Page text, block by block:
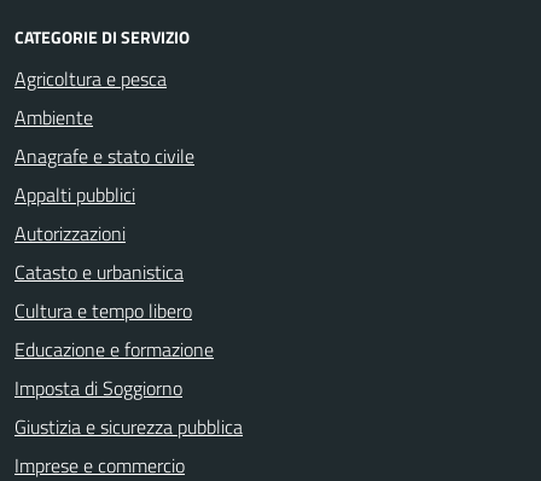
CATEGORIE DI SERVIZIO
Agricoltura e pesca
Ambiente
Anagrafe e stato civile
Appalti pubblici
Autorizzazioni
Catasto e urbanistica
Cultura e tempo libero
Educazione e formazione
Imposta di Soggiorno
Giustizia e sicurezza pubblica
Imprese e commercio